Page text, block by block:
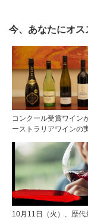
今、あなたにオス
コンクール受賞ワイン
ーストラリアワインの
10月11日（火）、歴代